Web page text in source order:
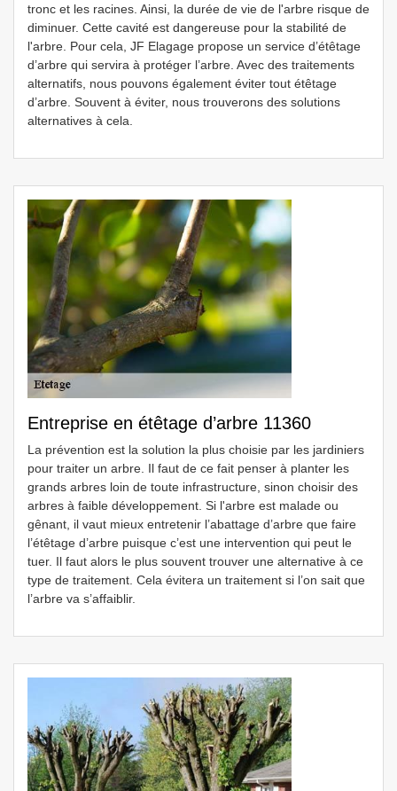
tronc et les racines. Ainsi, la durée de vie de l'arbre risque de
diminuer. Cette cavité est dangereuse pour la stabilité de
l'arbre. Pour cela, JF Elagage propose un service d’étêtage
d’arbre qui servira à protéger l’arbre. Avec des traitements
alternatifs, nous pouvons également éviter tout étêtage
d’arbre. Souvent à éviter, nous trouverons des solutions
alternatives à cela.
Entreprise en étêtage d’arbre 11360
La prévention est la solution la plus choisie par les jardiniers
pour traiter un arbre. Il faut de ce fait penser à planter les
grands arbres loin de toute infrastructure, sinon choisir des
arbres à faible développement. Si l'arbre est malade ou
gênant, il vaut mieux entretenir l’abattage d’arbre que faire
l’étêtage d’arbre puisque c’est une intervention qui peut le
tuer. Il faut alors le plus souvent trouver une alternative à ce
type de traitement. Cela évitera un traitement si l’on sait que
l’arbre va s’affaiblir.